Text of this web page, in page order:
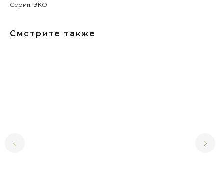
Серии: ЭКО
Смотрите также